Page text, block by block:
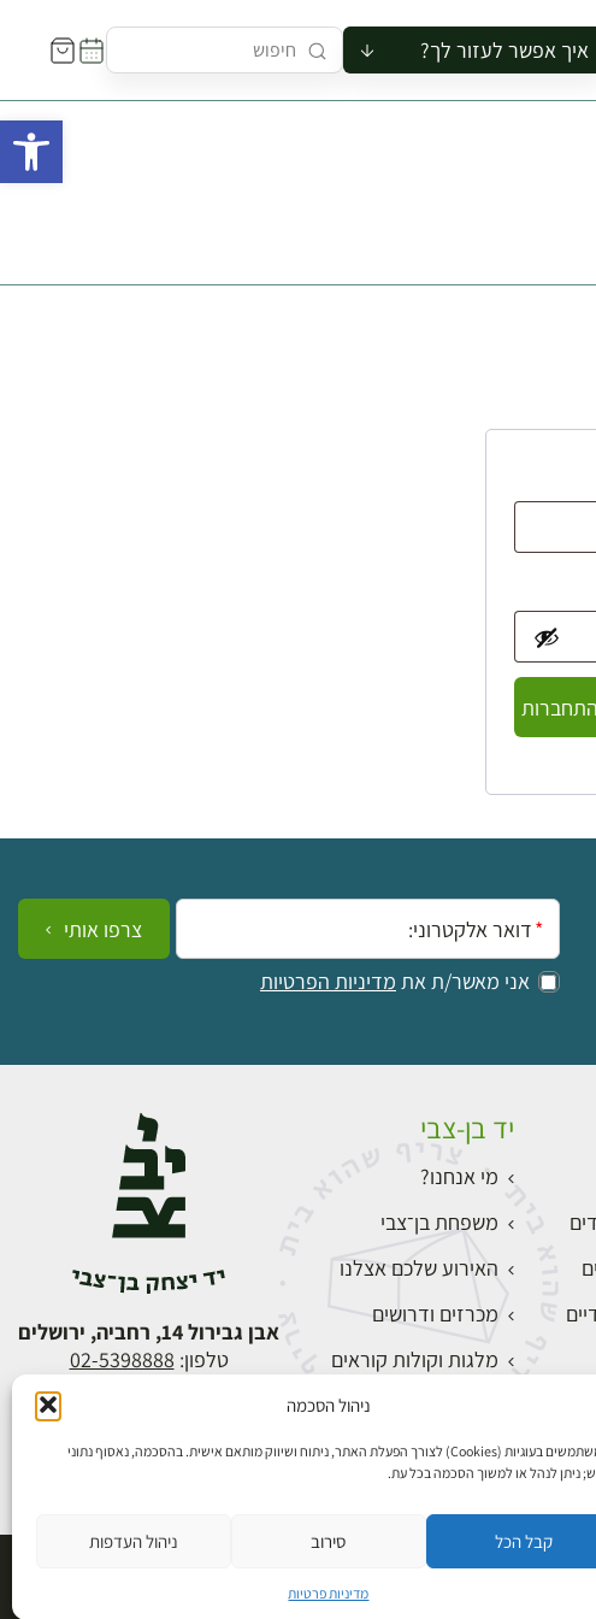
ניהול הסכמה
אנו משתמשים בעוגיות (Cookies) לצורך הפעלת האתר, ניתוח ושיווק מותאם אישית. בהסכמה, נאסוף נתוני
ניתן לנהל או למשוך הסכמה בכל עת.
קבל הכל סירוב ניהול העדפות
מדיניות פרטיות
איך אפשר לעזור לך?
סיור לקבוצה
ביקור בצריף
התחברות
אימייל:
אני מאשר/ת את מדיניות הפרטיות
צרפו אותי
יד בן-צבי
מי אנחנו?
משפחת בן־צבי
האירוע שלכם אצלנו
מכרזים ודרושים
מלגות וקולות קוראים
התחברות
אבן גבירול 14, רחביה, ירושלים
טלפון: 02-5398888